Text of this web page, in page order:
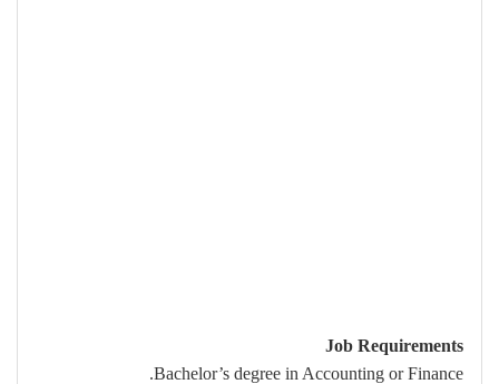
Job Requirements
Bachelor’s degree in Accounting or Finance.